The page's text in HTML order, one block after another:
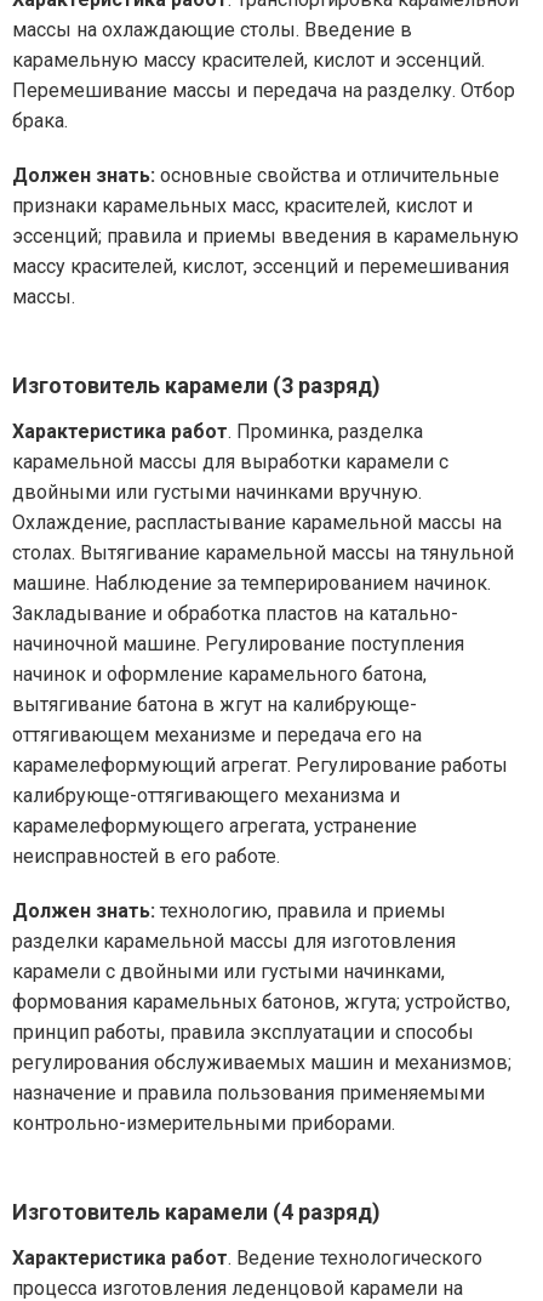
массы на охлаждающие столы. Введение в
карамельную массу красителей, кислот и эссенций.
Перемешивание массы и передача на разделку. Отбор
брака.
Должен знать: основные свойства и отличительные
признаки карамельных масс, красителей, кислот и
эссенций; правила и приемы введения в карамельную
массу красителей, кислот, эссенций и перемешивания
массы.
Изготовитель карамели (3 разряд)
Характеристика работ. Проминка, разделка
карамельной массы для выработки карамели с
двойными или густыми начинками вручную.
Охлаждение, распластывание карамельной массы на
столах. Вытягивание карамельной массы на тянульной
машине. Наблюдение за темперированием начинок.
Закладывание и обработка пластов на катально-
начиночной машине. Регулирование поступления
начинок и оформление карамельного батона,
вытягивание батона в жгут на калибрующе-
оттягивающем механизме и передача его на
карамелеформующий агрегат. Регулирование работы
калибрующе-оттягивающего механизма и
карамелеформующего агрегата, устранение
неисправностей в его работе.
Должен знать: технологию, правила и приемы
разделки карамельной массы для изготовления
карамели с двойными или густыми начинками,
формования карамельных батонов, жгута; устройство,
принцип работы, правила эксплуатации и способы
регулирования обслуживаемых машин и механизмов;
назначение и правила пользования применяемыми
контрольно-измерительными приборами.
Изготовитель карамели (4 разряд)
Характеристика работ. Ведение технологического
процесса изготовления леденцовой карамели на